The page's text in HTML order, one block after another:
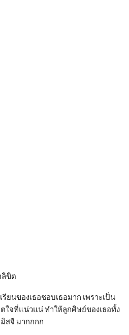
ลิขิต
ยนของเธอชอบเธอมาก เพราะเป็น
จที่แน่วแน่ ทำให้ลูกศิษย์ของเธอทั้ง
สจี มากกกก